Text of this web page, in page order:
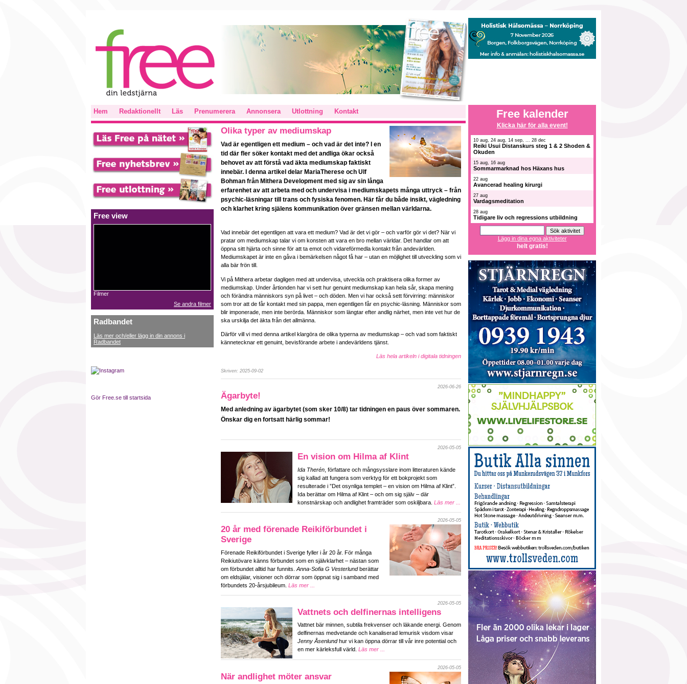
Hem Redaktionellt Läs Prenumerera Annonsera Utlottning Kontakt
Free view
Filmer
Se andra filmer
Radbandet
Läs mer och/eller lägg in din annons i
Radbandet
Gör Free.se till startsida
Olika typer av mediumskap
Vad är egentligen ett medium – och vad är det inte? I en
tid där fler söker kontakt med det andliga ökar också
behovet av att förstå vad äkta mediumskap faktiskt
innebär. I denna artikel delar MariaTherese och Ulf
Bohman från Mithera Development med sig av sin långa
erfarenhet av att arbeta med och undervisa i mediumskapets många uttryck – från
psychic-läsningar till trans och fysiska fenomen. Här får du både insikt, vägledning
och klarhet kring själens kommunikation över gränsen mellan världarna.
Vad innebär det egentligen att vara ett medium? Vad är det vi gör – och varför gör vi det? När vi
pratar om mediumskap talar vi om konsten att vara en bro mellan världar. Det handlar om att
öppna sitt hjärta och sinne för att ta emot och vidareförmedla kontakt från andevärlden.
Mediumskapet är inte en gåva i bemärkelsen något få har – utan en möjlighet till utveckling som vi
alla bär frön till.
Vi på Mithera arbetar dagligen med att undervisa, utveckla och praktisera olika former av
mediumskap. Under årtionden har vi sett hur genuint mediumskap kan hela sår, skapa mening
och förändra människors syn på livet – och döden. Men vi har också sett förvirring: människor
som tror att de får kontakt med sin pappa, men egentligen får en psychic-läsning. Människor som
blir imponerade, men inte berörda. Människor som längtar efter andlig närhet, men inte vet hur de
ska urskilja det äkta från det allmänna.
Därför vill vi med denna artikel klargöra de olika typerna av mediumskap – och vad som faktiskt
kännetecknar ett genuint, bevisförande arbete i andevärldens tjänst.
Läs hela artikeln i digitala tidningen
Skriven: 2025-09-02
2026-06-26
Ägarbyte!
Med anledning av ägarbytet (som sker 10/8) tar tidningen en paus över sommaren.
Önskar dig en fortsatt härlig sommar!
2026-05-05
En vision om Hilma af Klint
Ida Therén , författare och mångsysslare inom litteraturen kände
sig kallad att fungera som verktyg för ett bokprojekt som
resulterade i ”Det osynliga templet – en vision om Hilma af Klint”.
Ida berättar om Hilma af Klint – och om sig själv – där
konstnärskap och andlighet framträder som oskiljbara. Läs mer ...
2026-05-05
20 år med förenade Reikiförbundet i
Sverige
Förenade Reikiförbundet i Sverige fyller i år 20 år. För många
Reikiutövare känns förbundet som en självklarhet – nästan som
om förbundet alltid har funnits. Anna-Sofia G Vesterlundberättar
om eldsjälar, visioner och dörrar som öppnat sig i samband med
förbundets 20-årsjubileum. Läs mer ...
2026-05-05
Vattnets och delfinernas intelligens
Vattnet bär minnen, subtila frekvenser och läkande energi. Genom
delfinernas medvetande och kanaliserad lemurisk visdom visar
Jenny Åsenlundhur vi kan öppna dörrar till vår inre potential och
en mer kärleksfull värld. Läs mer ...
2026-05-05
När andlighet möter ansvar
Free kalender
Klicka här för alla event!
10 aug, 24 aug, 14 sep, ... 28 dec
Reiki Usui Distanskurs steg 1 & 2 Shoden &
Okuden
15 aug, 16 aug
Sommarmarknad hos Häxans hus
22 aug
Avancerad healing kirurgi
27 aug
Vardagsmeditation
28 aug
Tidigare liv och regressions utbildning
Lägg in dina egna aktiviteter
helt gratis!